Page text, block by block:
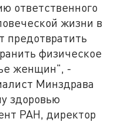
ответственного
жизни в
предотвратить
физическое
женщин", -
Минздрава
здоровью
РАН, директор